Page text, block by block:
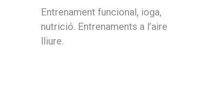
Entrenament funcional, ioga,
nutrició. Entrenaments a l’aire
lliure.